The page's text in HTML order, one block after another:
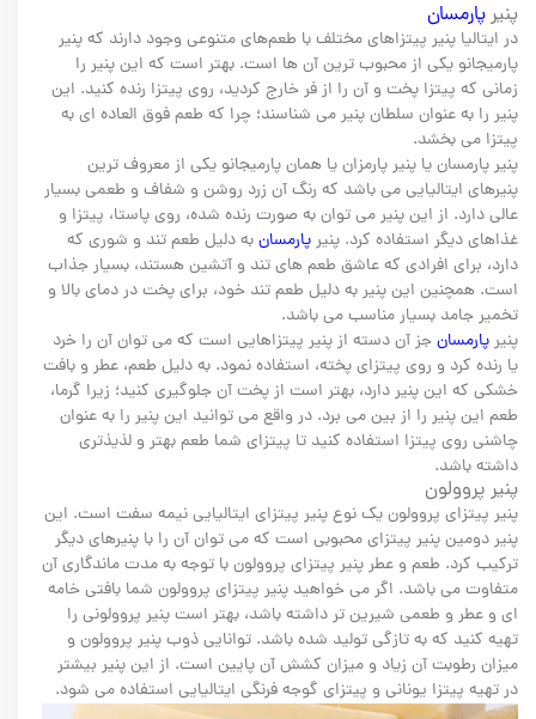
پنیرپارمسان
در ایتالیا پنیر پیتزاهای مختلف با طعم‌های متنوعی وجود دارند که پنیر
پارمیجانو یکی از محبوب ترین آن ها است. بهتر است که این پنیر را
زمانی که پیتزا پخت و آن را از فر خارج کردید، روی پیتزا رنده کنید. این
پنیر را به عنوان سلطان پنیر می شناسند؛ چرا که طعم فوق العاده ای به
پیتزا می بخشد.
پنیر پارمسان یا پنیر پارمزان یا همان پارمیجانو یکی از معروف ترین
پنیرهای ایتالیایی می باشد که رنگ آن زرد روشن و شفاف و طعمی بسیار
عالی دارد. از این پنیر می توان به صورت رنده شده، روی پاستا، پیتزا و
غذاهای دیگر استفاده کرد. پنیرپارمسانبه دلیل طعم تند و شوری که
دارد، برای افرادی که عاشق طعم های تند و آتشین هستند، بسیار جذاب
است. همچنین این پنیر به دلیل طعم تند خود، برای پخت در دمای بالا و
تخمیر جامد بسیار مناسب می باشد.
پنیرپارمسانجز آن دسته از پنیر پیتزاهایی است که می توان آن را خرد
یا رنده کرد و روی پیتزای پخته، استفاده نمود. به دلیل طعم، عطر و بافت
خشکی که این پنیر دارد، بهتر است از پخت آن جلوگیری کنید؛ زیرا گرما،
طعم این پنیر را از بین می برد. در واقع می توانید این پنیر را به عنوان
چاشنی روی پیتزا استفاده کنید تا پیتزای شما طعم بهتر و لذیذتری
داشته باشد.
پنیر پروولون
پنیر پیتزای پروولون یک نوع پنیر پیتزای ایتالیایی نیمه سفت است. این
پنیر دومین پنیر پیتزای محبوبی است که می توان آن را با پنیرهای دیگر
ترکیب کرد. طعم و عطر پنیر پیتزای پروولون با توجه به مدت ماندگاری آن
متفاوت می باشد. اگر می خواهید پنیر پیتزای پروولون شما بافتی خامه
ای و عطر و طعمی شیرین تر داشته باشد، بهتر است پنیر پروولونی را
تهیه کنید که به تازگی تولید شده باشد. توانایی ذوب پنیر پروولون و
میزان رطوبت آن زیاد و میزان کشش آن پایین است. از این پنیر بیشتر
در تهیه پیتزا یونانی و پیتزای گوجه فرنگی ایتالیایی استفاده می شود.